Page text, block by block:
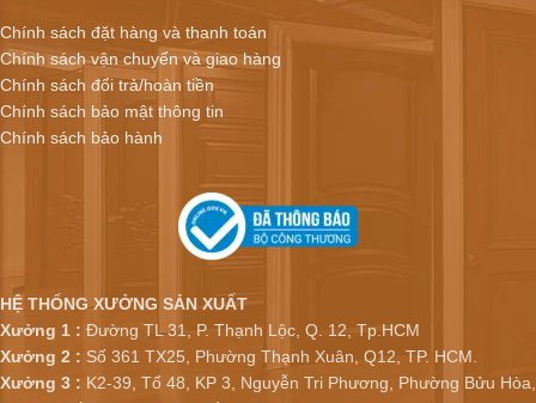
Chính sách đặt hàng và thanh toán
Chính sách vận chuyển và giao hàng
Chính sách đổi trả/hoàn tiền
Chính sách bảo mật thông tin
Chính sách bảo hành
HỆ THỐNG XƯỞNG SẢN XUẤT
Xưởng 1 : Đường TL 31, P. Thạnh Lộc, Q. 12, Tp.HCM
Xưởng 2 : Số 361 TX25, Phường Thạnh Xuân, Q12, TP. HCM.
Xưởng 3 : K2-39, Tổ 48, KP 3, Nguyễn Tri Phương, Phường Bửu Hòa,